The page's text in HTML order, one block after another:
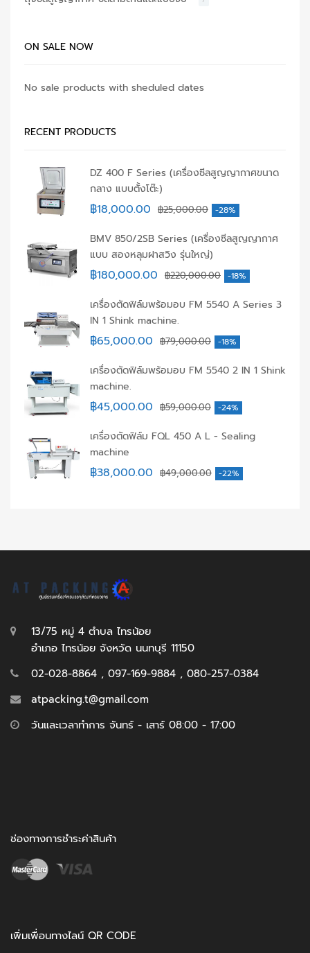
ON SALE NOW
No sale products with sheduled dates
RECENT PRODUCTS
DZ 400 F Series (เครื่องซีลสูญญากาศขนาด
กลาง แบบตั้งโต๊ะ)
฿25,000.00
฿18,000.00 -28%
BMV 850/2SB Series (เครื่องซีลสูญญากาศ
แบบ สองหลุมฝาสวิง รุ่นใหญ่)
฿220,000.00
฿180,000.00 -18%
เครื่องตัดฟิล์มพร้อมอบ FM 5540 A Series 3
IN 1 Shink machine.
฿79,000.00
฿65,000.00 -18%
เครื่องตัดฟิล์มพร้อมอบ FM 5540 2 IN 1 Shink
machine.
฿59,000.00
฿45,000.00 -24%
เครื่องตัดฟิล์ม FQL 450 A L - Sealing
machine
฿49,000.00
฿38,000.00 -22%
13/75 หมู่ 4 ตำบล ไทรน้อย
อำเภอ ไทรน้อย จังหวัด นนทบุรี 11150
02-028-8864 , 097-169-9884 , 080-257-0384
atpacking.t@gmail.com
วันและเวลาทำการ จันทร์ - เสาร์ 08:00 - 17:00
ช่องทางการชำระค่าสินค้า
เพิ่มเพื่อนทางไลน์ QR CODE